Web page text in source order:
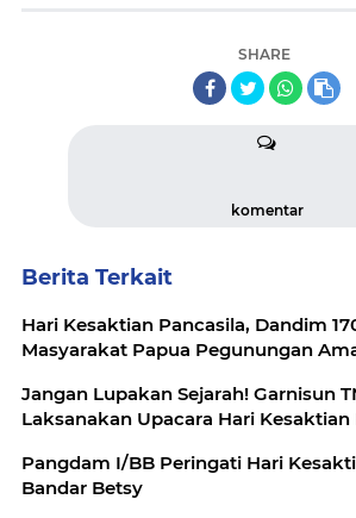
SHARE
komentar
Berita Terkait
Hari Kesaktian Pancasila, Dandim
Masyarakat Papua Pegunungan
Jangan Lupakan Sejarah! Garnisun
Laksanakan Upacara Hari Kesaktian
Pangdam I/BB Peringati Hari
Bandar Betsy